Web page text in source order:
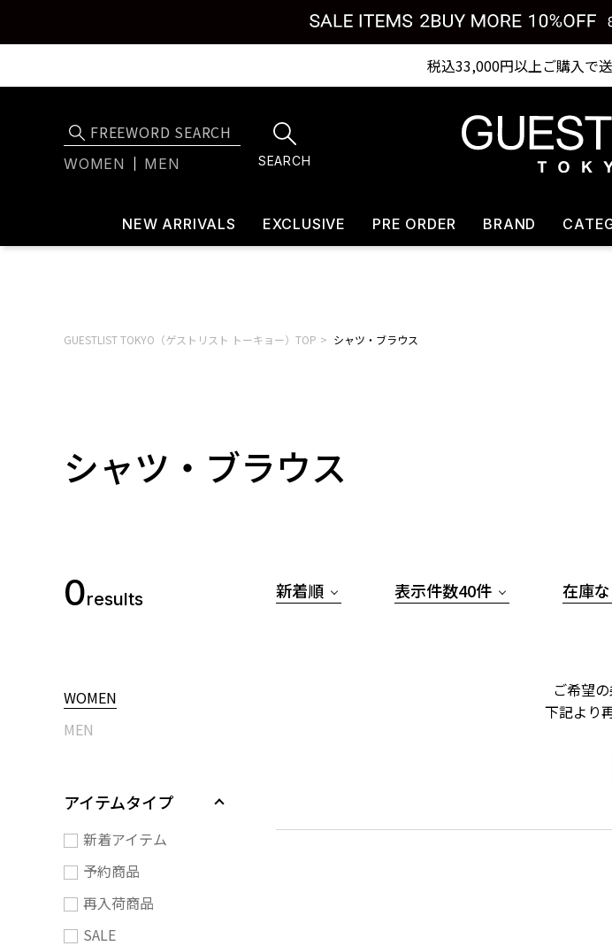
税込33,000円以上ご購入
WOMEN MEN SEARCH
NEW ARRIVALS EXCLUSIVE PRE ORDER BRAND
GUESTLIST TOKYO（ゲストリスト トーキョー）TOP シャツ・ブラウス
シャツ・ブラウス
0results
WOMEN
MEN
アイテムタイプ
新着アイテム
予約商品
再入荷商品
SALE
新着順 表示件数40件 在庫
ご希望
下記より